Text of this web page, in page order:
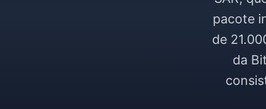
pacote
de
da